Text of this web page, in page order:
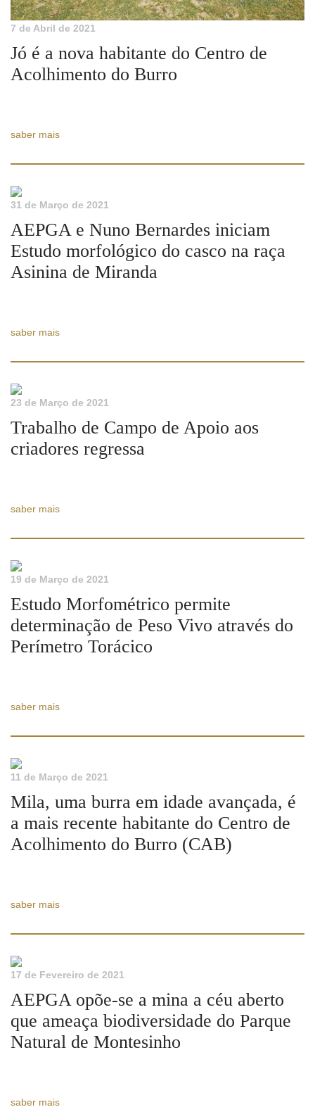
7 de Abril de 2021
Jó é a nova habitante do Centro de
Acolhimento do Burro
saber mais
31 de Março de 2021
AEPGA e Nuno Bernardes iniciam
Estudo morfológico do casco na raça
Asinina de Miranda
saber mais
23 de Março de 2021
Trabalho de Campo de Apoio aos
criadores regressa
saber mais
19 de Março de 2021
Estudo Morfométrico permite
determinação de Peso Vivo através do
Perímetro Torácico
saber mais
11 de Março de 2021
Mila, uma burra em idade avançada, é
a mais recente habitante do Centro de
Acolhimento do Burro (CAB)
saber mais
17 de Fevereiro de 2021
AEPGA opõe-se a mina a céu aberto
que ameaça biodiversidade do Parque
Natural de Montesinho
saber mais